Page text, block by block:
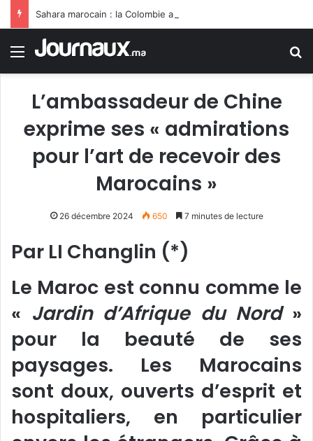
Menu
L’ambassadeur de Chine
exprime ses « admirations
pour l’art de recevoir des
Marocains »
26 décembre 2024 650 7 minutes de lecture
Par LI Changlin (*)
Le Maroc est connu comme le
« Jardin d’Afrique du Nord»
pour la beauté de ses
paysages. Les Marocains
sont doux, ouverts d’esprit et
hospitaliers, en particulier